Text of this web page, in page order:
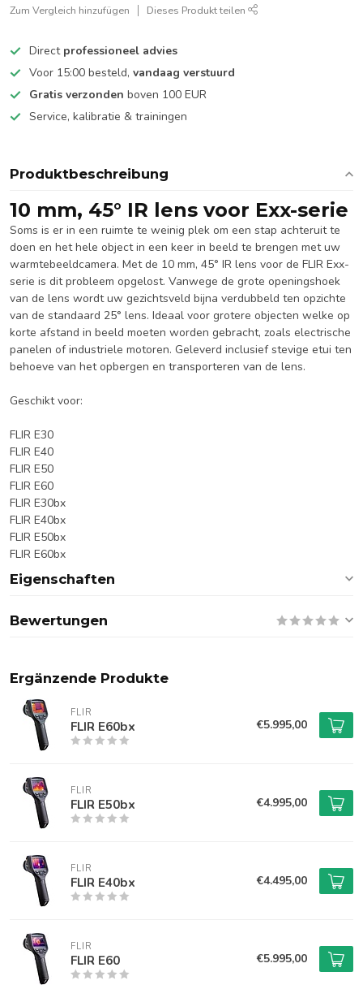
Zum Vergleich hinzufügen Dieses Produkt teilen
Direct professioneel advies
Voor 15:00 besteld, vandaag verstuurd
Gratis verzonden boven 100 EUR
Service, kalibratie & trainingen
Produktbeschreibung
10 mm, 45° IR lens voor Exx-serie
Soms is er in een ruimte te weinig plek om een stap achteruit te
doen en het hele object in een keer in beeld te brengen met uw
warmtebeeldcamera. Met de 10 mm, 45° IR lens voor de FLIR Exx-
serie is dit probleem opgelost. Vanwege de grote openingshoek
van de lens wordt uw gezichtsveld bijna verdubbeld ten opzichte
van de standaard 25° lens. Ideaal voor grotere objecten welke op
korte afstand in beeld moeten worden gebracht, zoals electrische
panelen of industriele motoren. Geleverd inclusief stevige etui ten
behoeve van het opbergen en transporteren van de lens.
Geschikt voor:
FLIR E30
FLIR E40
FLIR E50
FLIR E60
FLIR E30bx
FLIR E40bx
FLIR E50bx
FLIR E60bx
Eigenschaften
Bewertungen
Ergänzende Produkte
FLIR
FLIR E60bx €5.995,00
FLIR
FLIR E50bx €4.995,00
FLIR
FLIR E40bx €4.495,00
FLIR
FLIR E60 €5.995,00